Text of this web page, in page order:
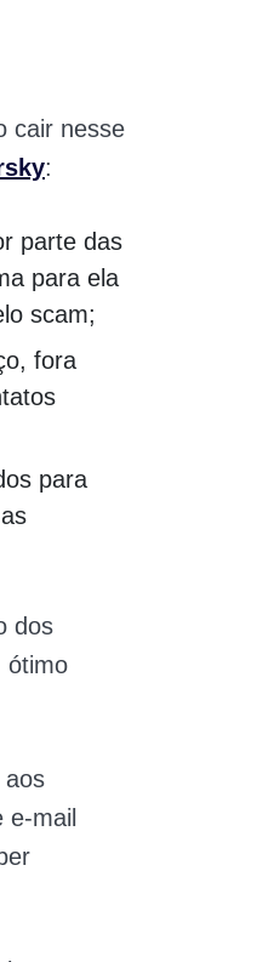
cair nesse
:
parte das
para ela
scam;
fora
para
dos
ótimo
aos
mail